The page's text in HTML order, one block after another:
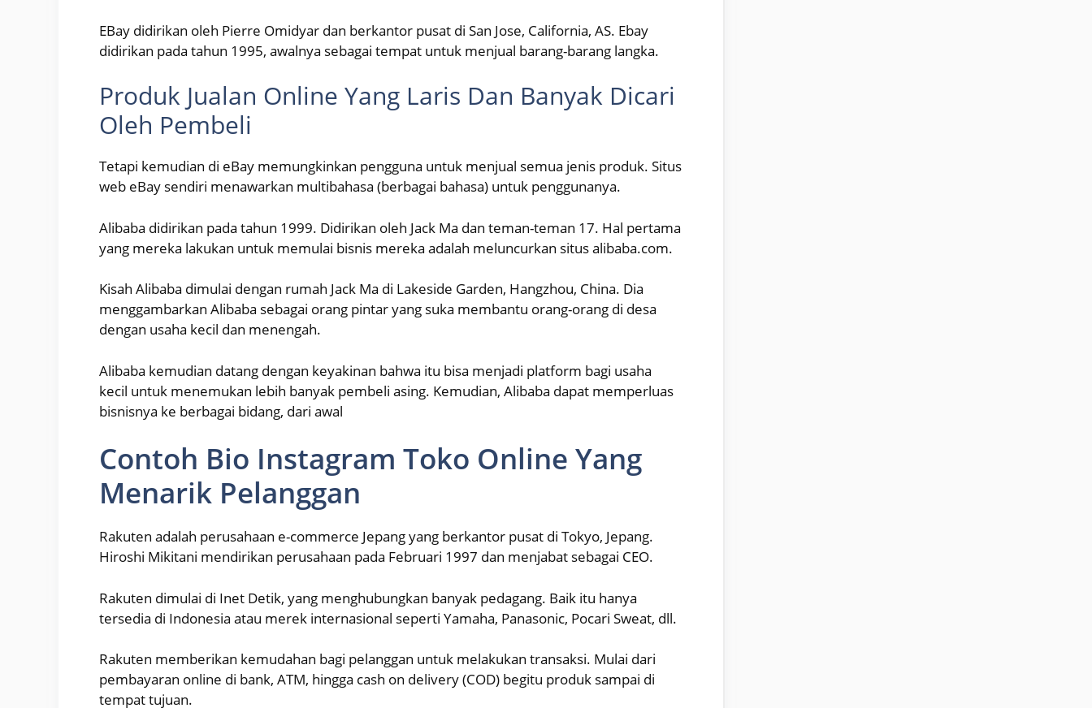
EBay didirikan oleh Pierre Omidyar dan berkantor pusat di San Jose, California, AS. Ebay
didirikan pada tahun 1995, awalnya sebagai tempat untuk menjual barang-barang langka.
Produk Jualan Online Yang Laris Dan Banyak Dicari
Oleh Pembeli
Tetapi kemudian di eBay memungkinkan pengguna untuk menjual semua jenis produk. Situs
web eBay sendiri menawarkan multibahasa (berbagai bahasa) untuk penggunanya.
Alibaba didirikan pada tahun 1999. Didirikan oleh Jack Ma dan teman-teman 17. Hal pertama
yang mereka lakukan untuk memulai bisnis mereka adalah meluncurkan situs alibaba.com.
Kisah Alibaba dimulai dengan rumah Jack Ma di Lakeside Garden, Hangzhou, China. Dia
menggambarkan Alibaba sebagai orang pintar yang suka membantu orang-orang di desa
dengan usaha kecil dan menengah.
Alibaba kemudian datang dengan keyakinan bahwa itu bisa menjadi platform bagi usaha
kecil untuk menemukan lebih banyak pembeli asing. Kemudian, Alibaba dapat memperluas
bisnisnya ke berbagai bidang, dari awal
Contoh Bio Instagram Toko Online Yang
Menarik Pelanggan
Rakuten adalah perusahaan e-commerce Jepang yang berkantor pusat di Tokyo, Jepang.
Hiroshi Mikitani mendirikan perusahaan pada Februari 1997 dan menjabat sebagai CEO.
Rakuten dimulai di Inet Detik, yang menghubungkan banyak pedagang. Baik itu hanya
tersedia di Indonesia atau merek internasional seperti Yamaha, Panasonic, Pocari Sweat, dll.
Rakuten memberikan kemudahan bagi pelanggan untuk melakukan transaksi. Mulai dari
pembayaran online di bank, ATM, hingga cash on delivery (COD) begitu produk sampai di
tempat tujuan.